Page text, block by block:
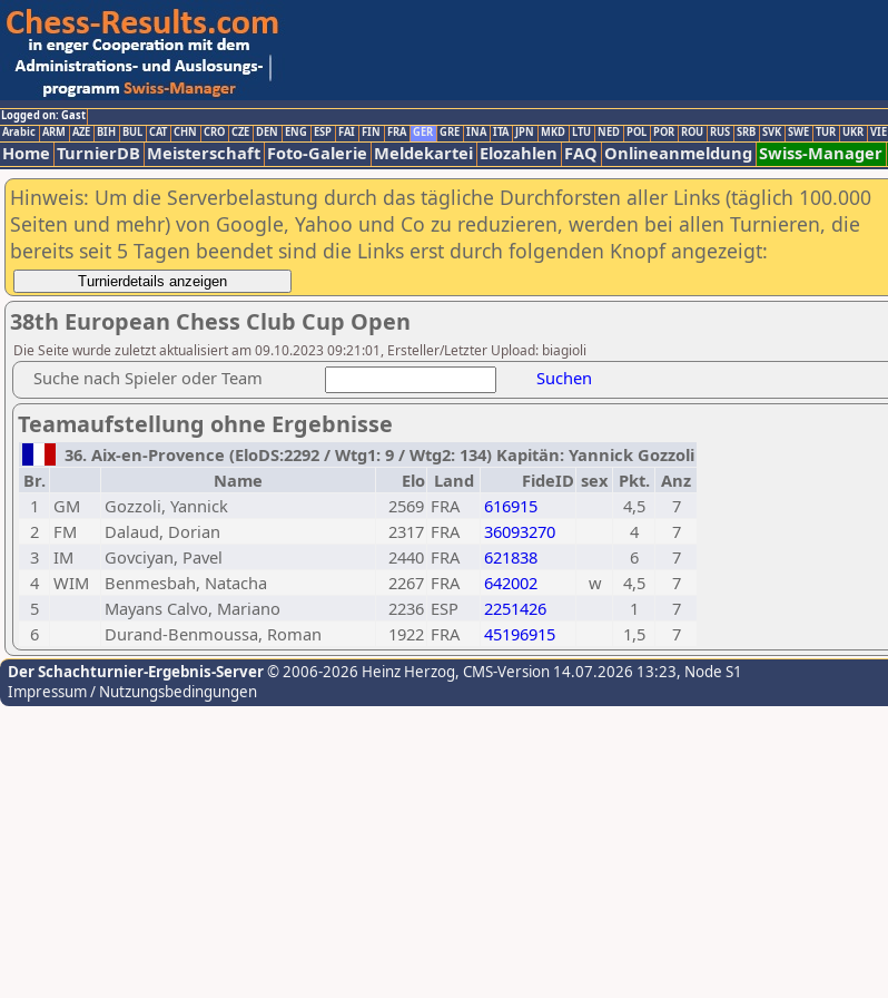
Logged on: Gast
Arabic ARM AZE BIH BUL CAT CHN CRO CZE DEN ENG ESP FAI FIN FRA GER GRE INA ITA JPN MKD LTU NED POL POR ROU RUS SRB SVK SWE TUR UKR VIE
Home TurnierDB Meisterschaft Foto-Galerie Meldekartei Elozahlen FAQ Onlineanmeldung Swiss-Manager
Hinweis: Um die Serverbelastung durch das tägliche Durchforsten aller Links (täglich 100.000
Seiten und mehr) von Google, Yahoo und Co zu reduzieren, werden bei allen Turnieren, die
bereits seit 5 Tagen beendet sind die Links erst durch folgenden Knopf angezeigt:
38th European Chess Club Cup Open
Die Seite wurde zuletzt aktualisiert am 09.10.2023 09:21:01, Ersteller/Letzter Upload: biagioli
Suche nach Spieler oder Team Suchen
Teamaufstellung ohne Ergebnisse
36. Aix-en-Provence (EloDS:2292 / Wtg1: 9 / Wtg2: 134) Kapitän: Yannick Gozzoli
Br.
Name Elo Land FideID sex Pkt. Anz
1
GM Gozzoli, Yannick 2569 FRA 616915 4,5
7
2
FM Dalaud, Dorian 2317 FRA 36093270 4
7
3
IM Govciyan, Pavel 2440 FRA 621838 6
7
4
WIM Benmesbah, Natacha 2267 FRA 642002 w 4,5
7
5
Mayans Calvo, Mariano 2236 ESP 2251426 1
7
6
Durand-Benmoussa, Roman 1922 FRA 45196915 1,5 7
Der Schachturnier-Ergebnis-Server© 2006-2026 Heinz Herzog, CMS-Version 14.07.2026 13:23, Node S1
Impressum / Nutzungsbedingungen